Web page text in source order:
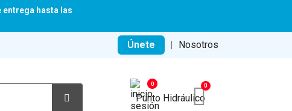
hasta las
Únete | Nosotros
0